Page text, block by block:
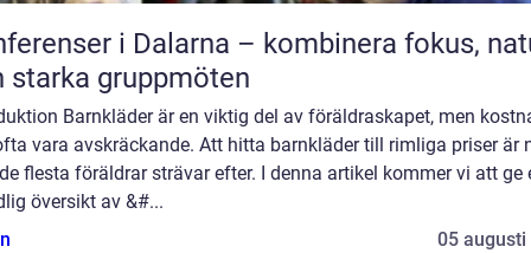
i Dalarna – kombinera fokus,
starka gruppmöten
Barnkläder är en viktig del av föräldraskapet, men
vara avskräckande. Att hitta barnkläder till rimliga priser är
flesta föräldrar strävar efter. I denna artikel kommer vi att ge
översikt av &#...
05 augusti